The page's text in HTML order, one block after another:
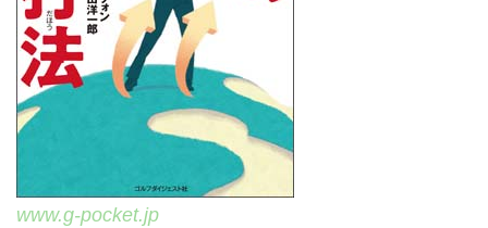
www.g-pocket.jp